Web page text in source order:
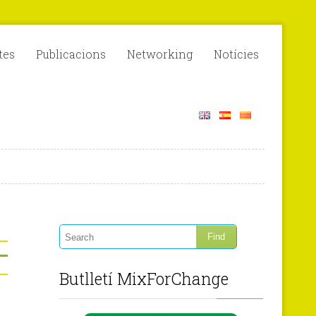
Publicacions Networking Notícies
Butlletí MixForChange